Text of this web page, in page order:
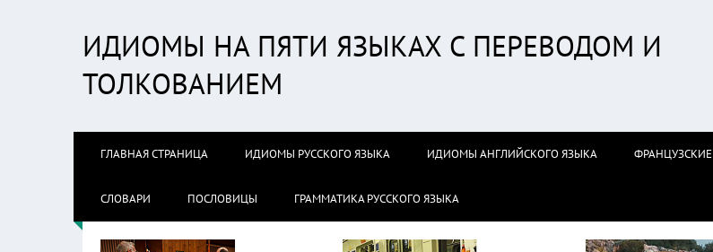
ИДИОМЫ НА ПЯТИ ЯЗЫКАХ С ПЕРЕВОДОМ И
ТОЛКОВАНИЕМ
ГЛАВНАЯ СТРАНИЦА ИДИОМЫ РУССКОГО ЯЗЫКА ИДИОМЫ АНГЛИЙСКОГО ЯЗЫКА ФРАНЦУЗСКИЕ
СЛОВАРИ ПОСЛОВИЦЫ ГРАММАТИКА РУССКОГО ЯЗЫКА